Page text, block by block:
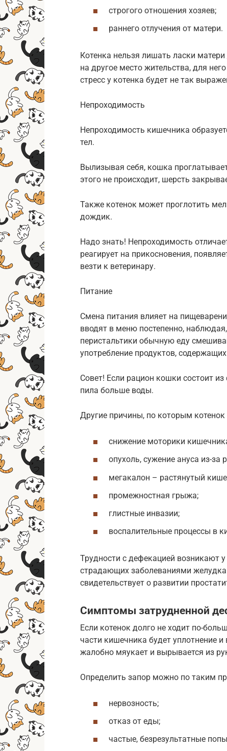
строгого отношения хозяев;
раннего отлучения от матери.
Котенка нельзя лишать ласки
на другое место жительства, для
стресс у котенка будет не так
Непроходимость
Непроходимость кишечника
тел.
Вылизывая себя, кошка
этого не происходит, шерсть
Также котенок может проглотить
дождик.
Надо знать! Непроходимость
реагирует на прикосновения,
везти к ветеринару.
Питание
Смена питания влияет на
вводят в меню постепенно,
перистальтики обычную еду
употребление продуктов,
Совет! Если рацион кошки состоит
пила больше воды.
Другие причины, по которым
снижение моторики
опухоль, сужение ануса из-за
мегакалон – растянутый
промежностная грыжа;
глистные инвазии;
воспалительные процессы в
Трудности с дефекацией возникают
страдающих заболеваниями
свидетельствует о развитии
Симптомы затрудненной
Если котенок долго не ходит по-
части кишечника будет уплотнение
жалобно мяукает и вырывается из
Определить запор можно по таким
нервозность;
отказ от еды;
частые, безрезультатные